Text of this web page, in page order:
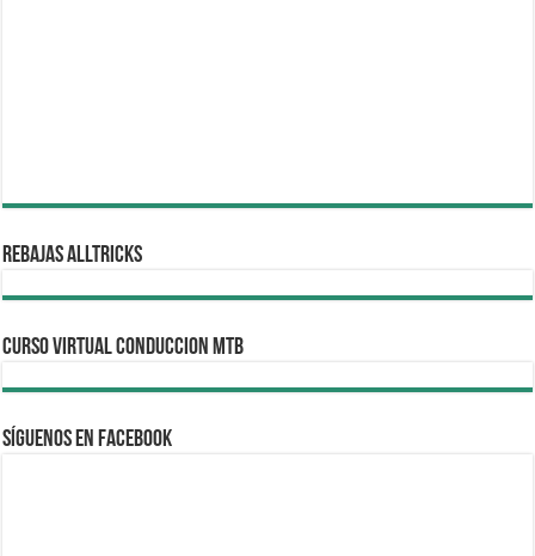
REBAJAS ALLTRICKS
CURSO VIRTUAL CONDUCCION MTB
Síguenos en Facebook